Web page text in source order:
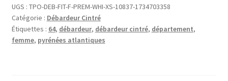
Femme
64
Pyrénées-
Atlantiques
UGS : TPO-DEB-FIT-F-PREM-WHI-XS-10837-1734703358
Catégorie : Débardeur Cintré
Étiquettes : 64, débardeur, débardeur cintré, département,
femme, pyrénées atlantiques